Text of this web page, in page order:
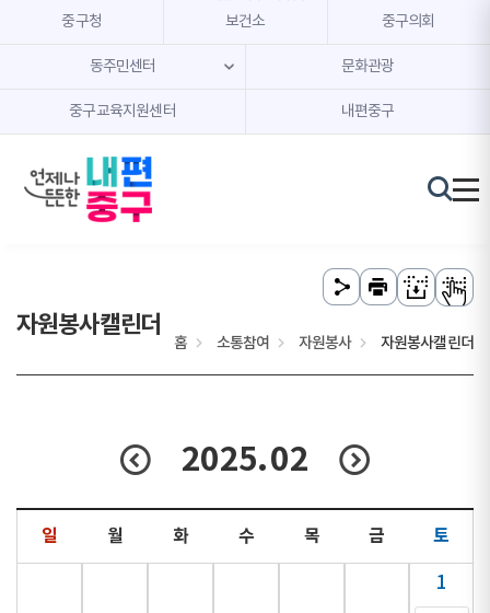
본문 내용 바로가기
주메뉴 바로가기
중구청 보건소 중구의회
동주민센터 문화관광
중구교육지원센터 내편중구
자원봉사캘린더
홈 소통참여 자원봉사 자원봉사캘린더
2025.02
일 월 화 수 목 금 토
1